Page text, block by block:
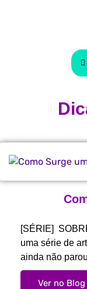
[SÉRIE]
uma série de
ainda não
Ver no Blog